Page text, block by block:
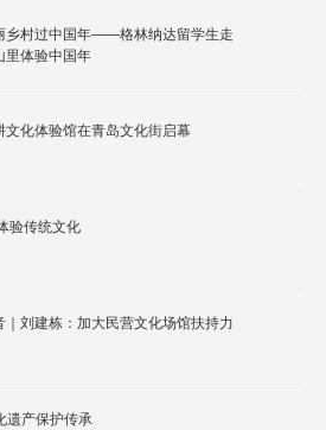
乡村过中国年——格林纳达留学生走
里体验中国年
文化体验馆在青岛文化街启幕
验传统文化
｜刘建栋：加大民营文化场馆扶持力
遗产保护传承